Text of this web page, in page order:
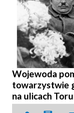
Wojewoda
towarzystwie
na ulicach